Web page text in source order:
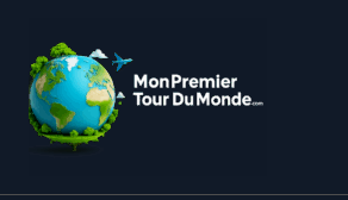
contenu